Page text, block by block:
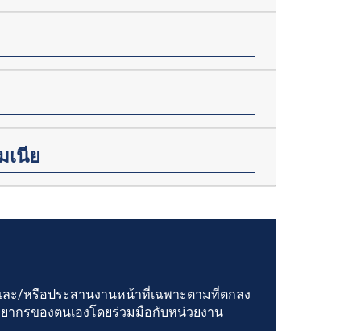
เนีย
ะ/หรือประสานงานหน้าที่เฉพาะตามที่ตกลง
กรของตนเองโดยร่วมมือกับหน่วยงาน